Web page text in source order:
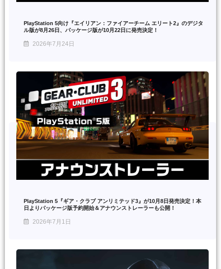
PlayStation 5向け『エイリアン：ファイアーチーム エリート2』のデジタ
ル版が8月26日、パッケージ版が10月22日に発売決定！
2026年7月24日
PlayStation 5『ギア・クラブ アンリミテッド3』が10月8日発売決定！本
日よりパッケージ版予約開始＆アナウンストレーラーも公開！
2026年7月1日